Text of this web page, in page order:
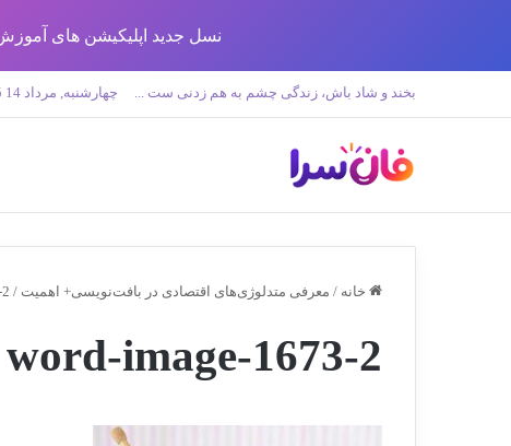
نسل جدید اپلیکیشن های آموزش زبان تولید
بخند و شاد باش، زندگی چشم به هم زدنی ست ... چهارشنبه, مرداد 14 1405
خانه / معرفی متدلوژی‌های اقتصادی در بافت‌نویسی+ اهمیت /
word-image-1673-2